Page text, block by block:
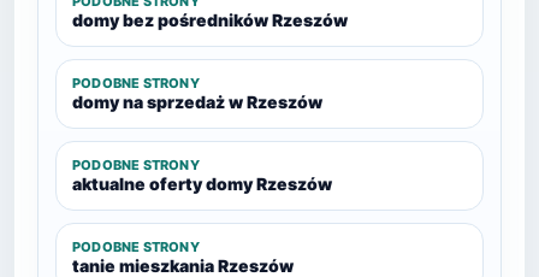
domy bez pośredników Rzeszów
PODOBNE STRONY
domy na sprzedaż w Rzeszów
PODOBNE STRONY
aktualne oferty domy Rzeszów
PODOBNE STRONY
tanie mieszkania Rzeszów